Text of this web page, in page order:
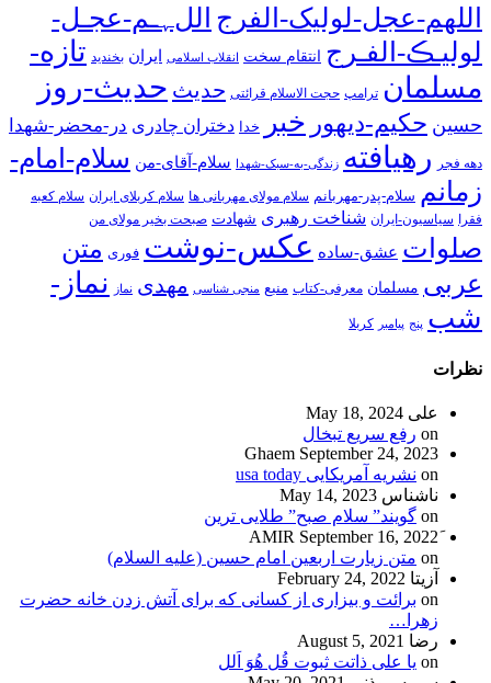
اللهم-عجل-لولیک-الفرج اللﮩـم-عجـل-
لولیـڪ-الفـرج انتقام سخت انقلاب اسلامی ایران بخندید تازه-
مسلمان ترامپ حجت الاسلام قرائتی حدیث حدیث-روز
حسین حکیم-دیهور خبر خدا دختران چادری در-محضر-شهدا
دهه فجر رهیافته زندگی-به-سبک-شهدا سلام-آقای-من سلام-امام-
زمانم سلام-پدر-مهربانم سلام مولای مهربانی ها سلام کربلای ایران سلام کعبه
فقرا سیاسیون-ایران شناخت رهبری شهادت صبحت بخیر مولای من
صلوات عشق-ساده عکس-نوشت فوری متن
عربی مسلمان معرفی-کتاب منبع منجی شناسی مهدی نماز
نماز-
شب پنج پیامبر کربلا
نظرات
علی May 18, 2024
on رفع سریع تبخال
Ghaem September 24, 2023
on نشریه آمریکایی usa today
ناشناس May 14, 2023
on گویند” سلام صبح” طلایی ترین
September 16, 2022
on متن زیارت اربعین امام حسین (علیه السلام)
آزیتا February 24, 2022
on برائت و بیزاری از کسانی که برای آتش زدن خانه حضرت
زهرا…
رضا August 5, 2021
on یا علی ذاتت ثبوت قُل هُوَ اَلل